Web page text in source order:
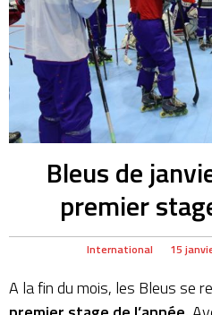
Bleus de
premier
International 15
A la fin du mois, les Bleus se